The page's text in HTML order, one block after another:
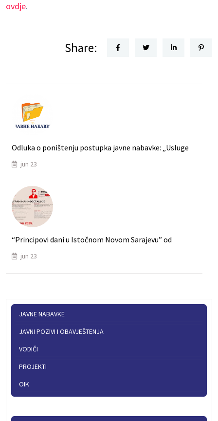
ovdje.
Share:
Odluka o poništenju postupka javne nabavke: „Usluge
jun 23
“Principovi dani u Istočnom Novom Sarajevu” od
jun 23
JAVNE NABAVKE
JAVNI POZIVI I OBAVJEŠTENJA
VODIČI
PROJEKTI
OIK